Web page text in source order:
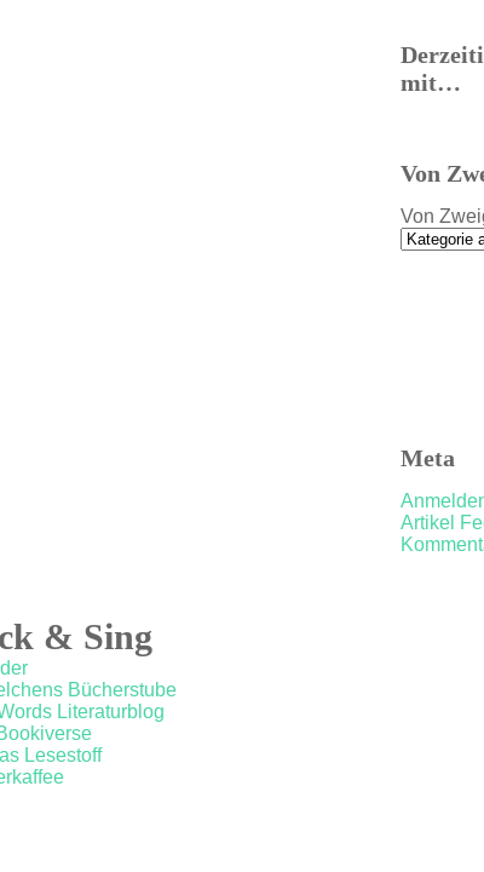
mit…
Von
Von
Meta
Artikel
& Sing
Bücherstube
Literaturblog
Lesestoff